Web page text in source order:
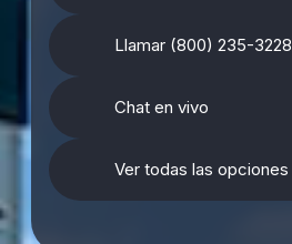
Llamar (800) 235-3228
Chat en vivo
Ver todas las opciones